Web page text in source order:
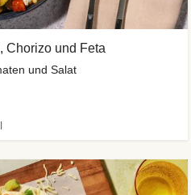
Chorizo und Feta
und Salat